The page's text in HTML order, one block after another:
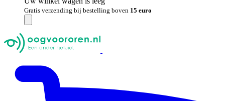
Gratis verzending bij bestelling boven 15 euro